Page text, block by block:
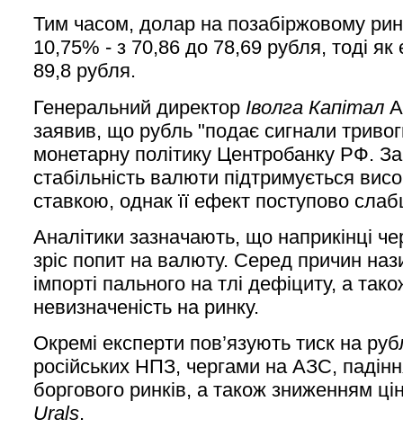
Тим часом, долар на позабіржовому
10,75% - з 70,86 до 78,69 рубля, тоді
89,8 рубля.
Генеральний директор Іволга Капітал
заявив, що рубль "подає сигнали
монетарну політику Центробанку РФ.
стабільність валюти підтримується
ставкою, однак її ефект поступово
Аналітики зазначають, що наприкінці
зріс попит на валюту. Серед причин
імпорті пального на тлі дефіциту, а
невизначеність на ринку.
Окремі експерти пов’язують тиск на
російських НПЗ, чергами на АЗС,
боргового ринків, а також зниженням
Urals.